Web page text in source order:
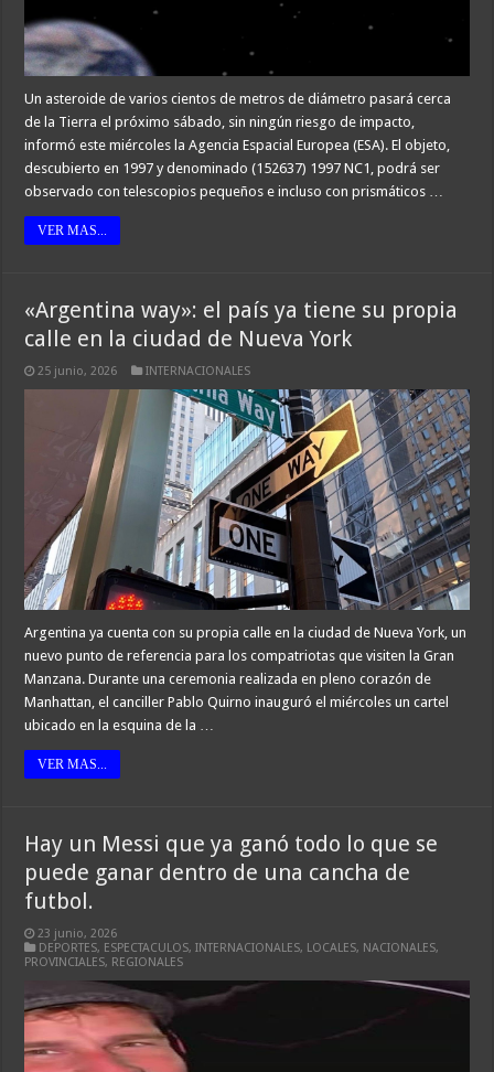
Un asteroide de varios cientos de metros de diámetro pasará cerca
de la Tierra el próximo sábado, sin ningún riesgo de impacto,
informó este miércoles la Agencia Espacial Europea (ESA). El objeto,
descubierto en 1997 y denominado (152637) 1997 NC1, podrá ser
observado con telescopios pequeños e incluso con prismáticos …
VER MAS...
«Argentina way»: el país ya tiene su propia
calle en la ciudad de Nueva York
25 junio, 2026 INTERNACIONALES
Argentina ya cuenta con su propia calle en la ciudad de Nueva York, un
nuevo punto de referencia para los compatriotas que visiten la Gran
Manzana. Durante una ceremonia realizada en pleno corazón de
Manhattan, el canciller Pablo Quirno inauguró el miércoles un cartel
ubicado en la esquina de la …
VER MAS...
Hay un Messi que ya ganó todo lo que se
puede ganar dentro de una cancha de
futbol.
23 junio, 2026
DEPORTES, ESPECTACULOS,INTERNACIONALES, LOCALES, NACIONALES,
PROVINCIALES, REGIONALES